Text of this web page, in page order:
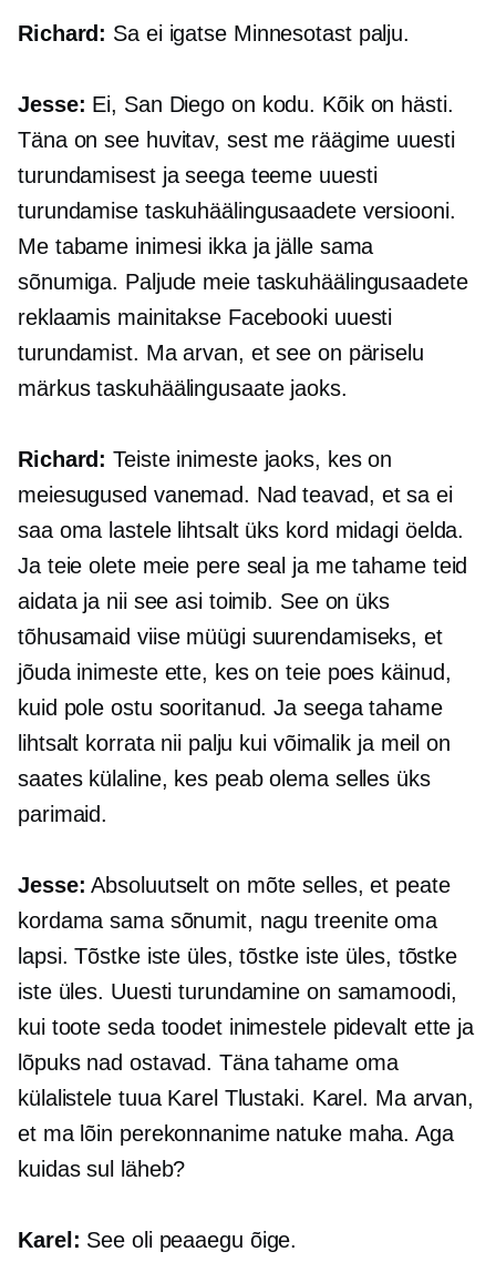
Richard: Sa ei igatse Minnesotast palju.
Jesse: Ei, San Diego on kodu. Kõik on hästi.
Täna on see huvitav, sest me räägime uuesti
turundamisest ja seega teeme uuesti
turundamise taskuhäälingusaadete versiooni.
Me tabame inimesi ikka ja jälle sama
sõnumiga. Paljude meie taskuhäälingusaadete
reklaamis mainitakse Facebooki uuesti
turundamist. Ma arvan, et see on päriselu
märkus taskuhäälingusaate jaoks.
Richard: Teiste inimeste jaoks, kes on
meiesugused vanemad. Nad teavad, et sa ei
saa oma lastele lihtsalt üks kord midagi öelda.
Ja teie olete meie pere seal ja me tahame teid
aidata ja nii see asi toimib. See on üks
tõhusamaid viise müügi suurendamiseks, et
jõuda inimeste ette, kes on teie poes käinud,
kuid pole ostu sooritanud. Ja seega tahame
lihtsalt korrata nii palju kui võimalik ja meil on
saates külaline, kes peab olema selles üks
parimaid.
Jesse: Absoluutselt on mõte selles, et peate
kordama sama sõnumit, nagu treenite oma
lapsi. Tõstke iste üles, tõstke iste üles, tõstke
iste üles. Uuesti turundamine on samamoodi,
kui toote seda toodet inimestele pidevalt ette ja
lõpuks nad ostavad. Täna tahame oma
külalistele tuua Karel Tlustaki. Karel. Ma arvan,
et ma lõin perekonnanime natuke maha. Aga
kuidas sul läheb?
Karel: See oli peaaegu õige.